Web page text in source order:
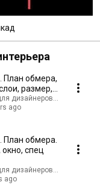
План обмера,
размер,
дизайнеров интерьера
ago
План обмера.
спец
дизайнеров интерьера
ago